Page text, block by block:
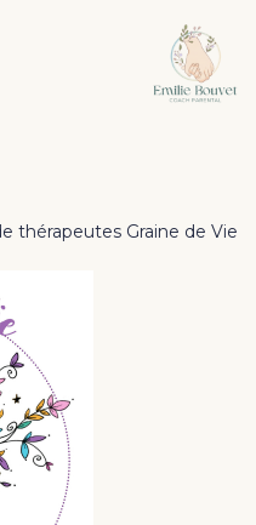
thérapeutes Graine de Vie